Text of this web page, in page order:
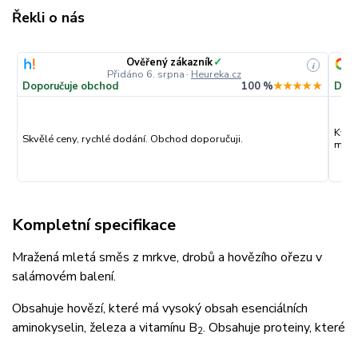
Řekli o nás
Ověřený zákazník✓
Přidáno 6. srpna · Heureka.cz
i
Doporučuje obchod 100 %★★★★★
Skvělé ceny, rychlé dodání. Obchod doporučuji.
Kompletní specifikace
Mražená mletá směs z mrkve, drobů a hovězího ořezu v
salámovém balení.
Obsahuje hovězí, které má vysoký obsah esenciálních
aminokyselin, železa a vitamínu B2. Obsahuje proteiny, které